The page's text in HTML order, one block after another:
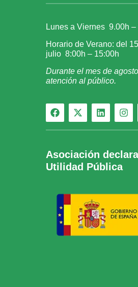
Lunes a Viernes 9.00h –
Horario de Verano: del
julio 8:00h – 15:00h
Durante el mes de
atención al público.
Asociación
Utilidad Pública